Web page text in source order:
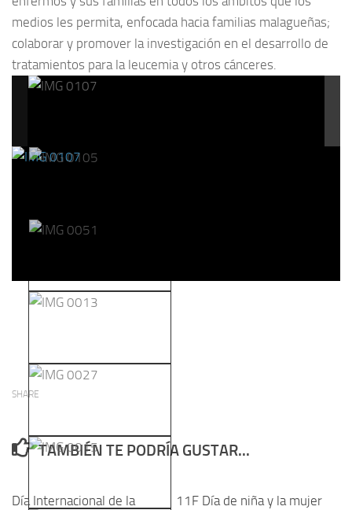
medios les permita, enfocada hacia familias malagueñas;
colaborar y promover la investigación en el desarrollo de
tratamientos para la leucemia y otros cánceres.
SHARE
TAMBIÉN TE PODRÍA GUSTAR...
Día Internacional de la
11F Día de niña y la mujer